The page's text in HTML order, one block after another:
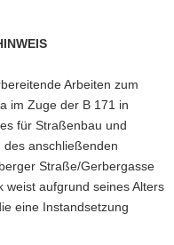
Arbeiten zum
im Zuge der B 171 in
für Straßenbau und
anschließenden
Straße/Gerbergasse
weist aufgrund seines Alters
eine Instandsetzung